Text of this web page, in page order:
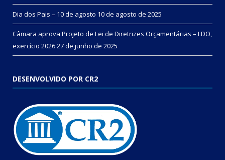
Dia dos Pais – 10 de agosto 10 de agosto de 2025
Câmara aprova Projeto de Lei de Diretrizes Orçamentárias – LDO,
exercício 202627 de junho de 2025
DESENVOLVIDO POR CR2